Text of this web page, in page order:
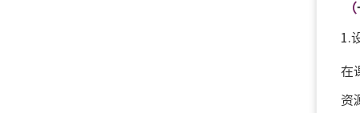
（
1.
在
资